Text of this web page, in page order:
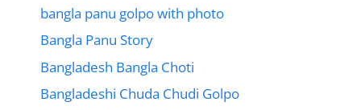
bangla panu golpo with photo
Bangla Panu Story
Bangladesh Bangla Choti
Bangladeshi Chuda Chudi Golpo